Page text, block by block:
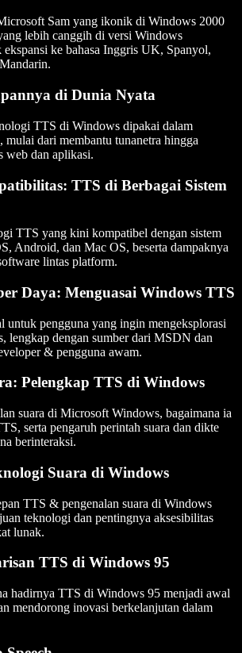
Sam yang ikonik di Windows 2000
lebih canggih di versi Windows
ke bahasa Inggris UK, Spanyol,
di Dunia Nyata
TTS di Windows dipakai dalam
mulai dari membantu tunanetra hingga
web dan aplikasi.
TTS di Berbagai Sistem
TTS yang kini kompatibel dengan sistem
Android, dan Mac OS, beserta dampaknya
lintas platform.
Daya: Menguasai Windows TTS
untuk pengguna yang ingin mengeksplorasi
lengkap dengan sumber dari MSDN dan
& pengguna awam.
Pelengkap TTS di Windows
suara di Microsoft Windows, bagaimana ia
serta pengaruh perintah suara dan dikte
berinteraksi.
Suara di Windows
TTS & pengenalan suara di Windows
teknologi dan pentingnya aksesibilitas
lunak.
TTS di Windows 95
hadirnya TTS di Windows 95 menjadi awal
mendorong inovasi berkelanjutan dalam